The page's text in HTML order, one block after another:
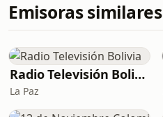
Emisoras similares
Radio Televisión Bolivia
La Paz